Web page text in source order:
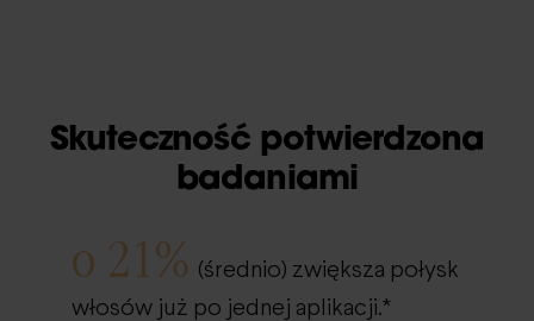
Skuteczność potwierdzona
badaniami
o 21% (średnio) zwiększa połysk
włosów już po jednej aplikacji.*